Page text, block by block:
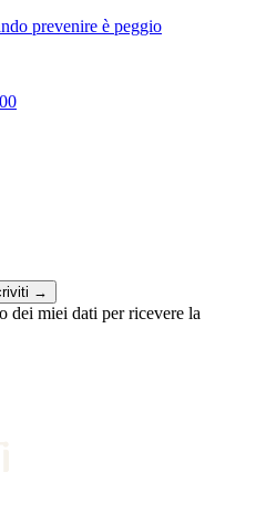
prevenire è peggio
→
dei miei dati per ricevere la